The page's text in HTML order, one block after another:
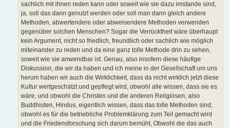
sachlich mit ihnen reden kann oder soweit wie sie dazu imstande sind,
ja, soll das dann genutzt werden oder soll man dann gleich andere
Methoden, abwertendere oder abweisendere Methoden verwenden
gegenüber solchen Menschen? Sogar die Verrücktheit wäre überhaupt
kein Argument, nicht so friedlich, freundlich oder sachlich wie möglich
miteinander zu reden und da eine ganz tolle Methode drin zu sehen,
soweit wie sie anwendbar ist. Genau, also insofern diese häufige
Diskussion, die wir da haben und ich meine in der Gesellschaft um uns
herum haben wir auch die Wirklichkeit, dass da nicht wirklich jetzt diese
Kultur wertgeschätzt und gepflegt wird, obwohl alle wissen, dass sie es
wäre, und obwohl die Christen und die anderen Religiösen, also
Buddhisten, Hindus, eigentlich wissen, dass das tolle Methoden sind,
obwohl es für die betriebliche Problemklärung zum Teil gemacht wird
und die Friedensforschung sich darum bemüht, Obwohl die das auch